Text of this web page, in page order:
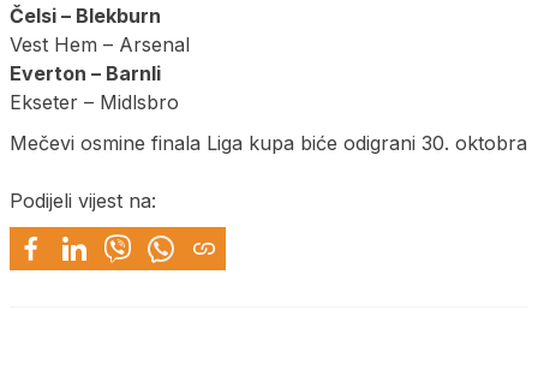
Čelsi – Blekburn
Vest Hem – Arsenal
Everton – Barnli
Ekseter – Midlsbro
Mečevi osmine finala Liga kupa biće odigrani 30. oktobra
Podijeli vijest na: